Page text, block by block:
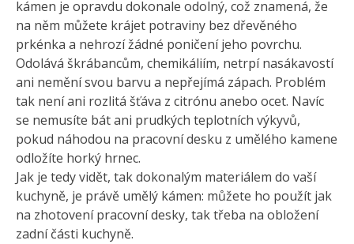
kámen je opravdu dokonale odolný, což znamená, že
na něm můžete krájet potraviny bez dřevěného
prkénka a nehrozí žádné poničení jeho povrchu.
Odolává škrábancům, chemikáliím, netrpí nasákavostí
ani nemění svou barvu a nepřejímá zápach. Problém
tak není ani rozlitá šťáva z citrónu anebo ocet. Navíc
se nemusíte bát ani prudkých teplotních výkyvů,
pokud náhodou na pracovní desku z umělého kamene
odložíte horký hrnec.
Jak je tedy vidět, tak dokonalým materiálem do vaší
kuchyně, je právě umělý kámen: můžete ho použít jak
na zhotovení pracovní desky, tak třeba na obložení
zadní části kuchyně.